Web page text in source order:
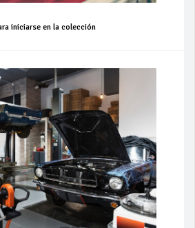
iniciarse en la colección